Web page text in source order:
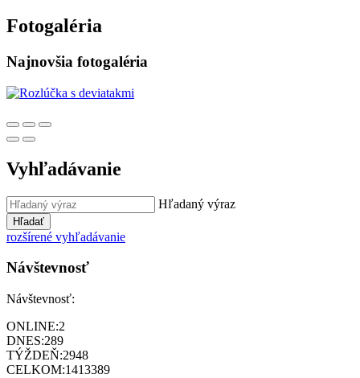
Fotogaléria
Najnovšia fotogaléria
Vyhľadávanie
Hľadaný výraz
Hľadať
rozšírené vyhľadávanie
Návštevnosť
Návštevnosť:
ONLINE:2
DNES:289
TÝŽDEŇ:2948
CELKOM:1413389